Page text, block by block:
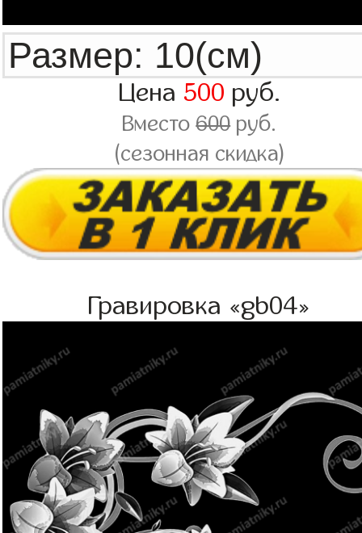
Цена 500 руб.
Вместо600руб.
(сезонная скидка)
Гравировка «gb04»